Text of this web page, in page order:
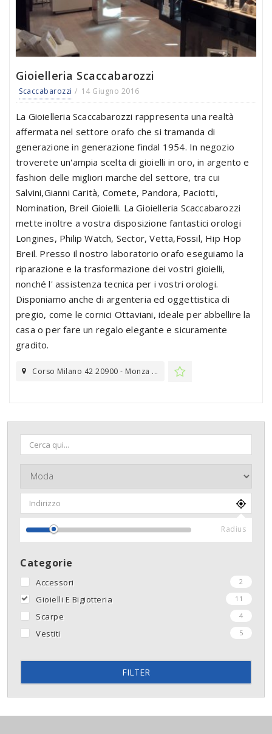
Gioielleria Scaccabarozzi
Scaccabarozzi 14 Giugno 2016
La Gioielleria Scaccabarozzi rappresenta una realtà
affermata nel settore orafo che si tramanda di
generazione in generazione findal 1954. In negozio
troverete un'ampia scelta di gioielli in oro, in argento e
fashion delle migliori marche del settore, tra cui
Salvini,Gianni Carità, Comete, Pandora, Paciotti,
Nomination, Breil Gioielli. La Gioielleria Scaccabarozzi
mette inoltre a vostra disposizione fantastici orologi
Longines, Philip Watch, Sector, Vetta,Fossil, Hip Hop
Breil. Presso il nostro laboratorio orafo eseguiamo la
riparazione e la trasformazione dei vostri gioielli,
nonché l' assistenza tecnica per i vostri orologi.
Disponiamo anche di argenteria ed oggettistica di
pregio, come le cornici Ottaviani, ideale per abbellire la
casa o per fare un regalo elegante e sicuramente
gradito.
Corso Milano 42 20900 - Monza ...
Radius
Categorie
Accessori 2
Gioielli E Bigiotteria 11
Scarpe 4
Vestiti 5
FILTER